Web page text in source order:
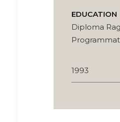
EDUCATION
Diploma
1993